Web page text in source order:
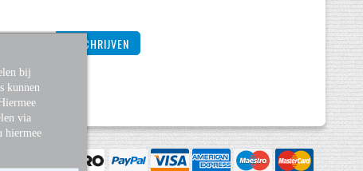
INSCHRIJVEN
bij
kunnen
via
hiermee